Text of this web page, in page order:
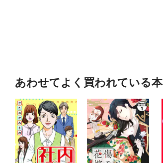
あわせてよく買われている本